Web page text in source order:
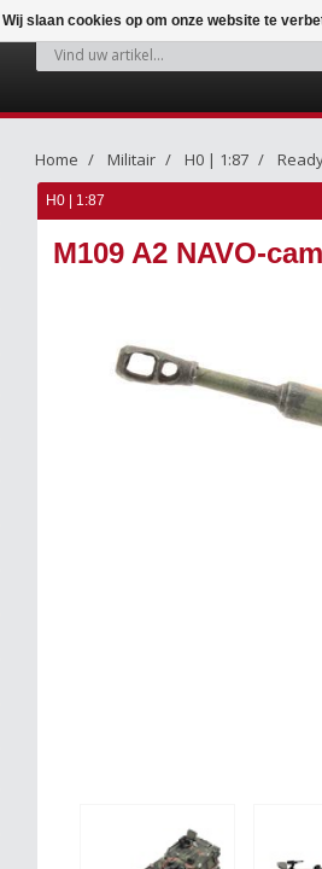
Home Militair H0 | 1:87
H0 | 1:87
M109 A2 NAVO-
Wij slaan cookies op om onze website te